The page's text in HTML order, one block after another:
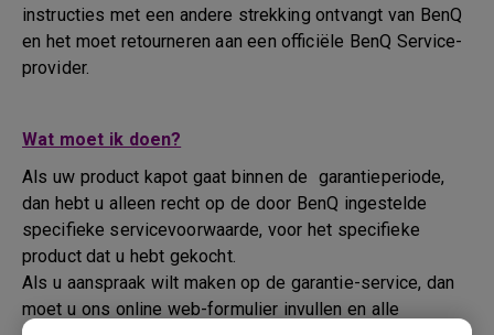
instructies met een andere strekking ontvangt van BenQ
en het moet retourneren aan een officiële BenQ Service-
provider.
Wat moet ik doen?
Als uw product kapot gaat binnen de garantieperiode,
dan hebt u alleen recht op de door BenQ ingestelde
specifieke servicevoorwaarde, voor het specifieke
product dat u hebt gekocht.
Als u aanspraak wilt maken op de garantie-service, dan
moet u ons online web-formulier invullen en alle